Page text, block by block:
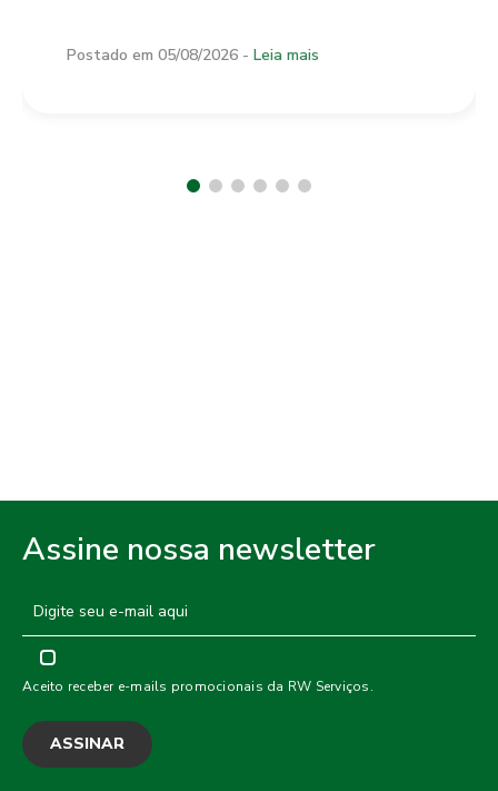
Postado em 05/08/2026 - Leia mais
Assine nossa newsletter
Aceito receber e-mails promocionais da RW Serviços.